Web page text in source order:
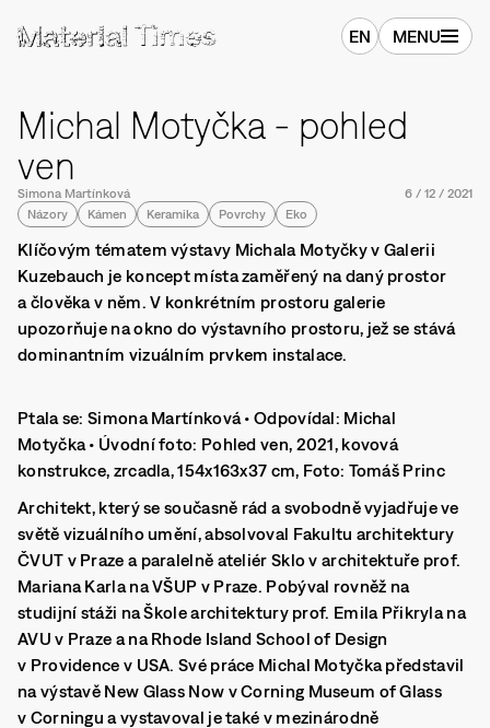
EN MENU
Michal Motyčka - pohled
ven
Simona Martínková 6 / 12 / 2021
Názory
Kámen Keramika Povrchy Eko
Klíčovým tématem výstavy Michala Motyčky v Galerii
Kuzebauch je koncept místa zaměřený na daný prostor
a člověka v něm. V konkrétním prostoru galerie
upozorňuje na okno do výstavního prostoru, jež se stává
dominantním vizuálním prvkem instalace.
Ptala se: Simona Martínková • Odpovídal: Michal
Motyčka • Úvodní foto: Pohled ven, 2021, kovová
konstrukce, zrcadla, 154x163x37 cm, Foto: Tomáš Princ
Architekt, který se současně rád a svobodně vyjadřuje ve
světě vizuálního umění, absolvoval Fakultu architektury
ČVUT v Praze a paralelně ateliér Sklo v architektuře prof.
Mariana Karla na VŠUP v Praze. Pobýval rovněž na
studijní stáži na Škole architektury prof. Emila Přikryla na
AVU v Praze a na Rhode Island School of Design
v Providence v USA. Své práce Michal Motyčka představil
na výstavě New Glass Now v Corning Museum of Glass
v Corningu a vystavoval je také v mezinárodně